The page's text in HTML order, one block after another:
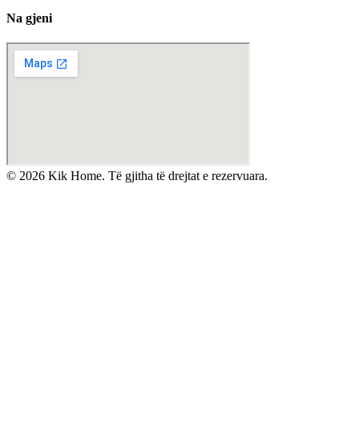
Na gjeni
© 2026 Kik Home. Të gjitha të drejtat e rezervuara.